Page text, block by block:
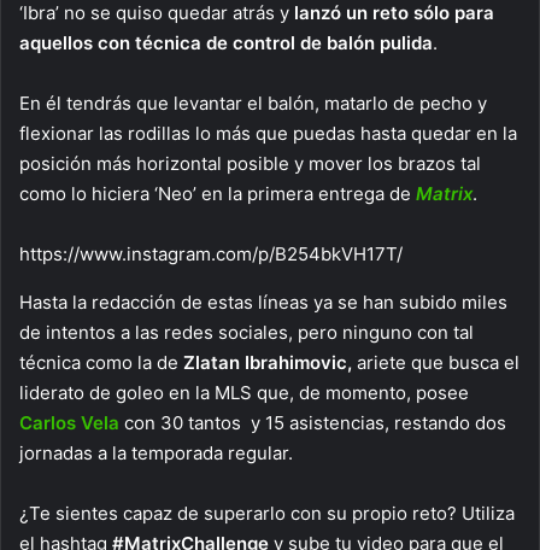
‘Ibra’ no se quiso quedar atrás y lanzó un reto sólo para
aquellos con técnica de control de balón pulida.
En él tendrás que levantar el balón, matarlo de pecho y
flexionar las rodillas lo más que puedas hasta quedar en la
posición más horizontal posible y mover los brazos tal
como lo hiciera ‘Neo’ en la primera entrega de Matrix.
https://www.instagram.com/p/B254bkVH17T/
Hasta la redacción de estas líneas ya se han subido miles
de intentos a las redes sociales, pero ninguno con tal
técnica como la de Zlatan Ibrahimovic, ariete que busca el
liderato de goleo en la MLS que, de momento, posee
Carlos Vela con 30 tantos y 15 asistencias, restando dos
jornadas a la temporada regular.
¿Te sientes capaz de superarlo con su propio reto? Utiliza
el hashtag #MatrixChallenge y sube tu video para que el